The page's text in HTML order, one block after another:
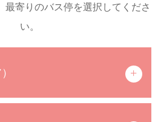
最寄りのバス停を選択してくださ
い。